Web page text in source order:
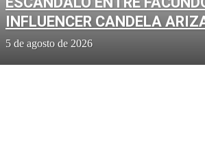
INFLUENCER CANDELA
5 de agosto de 2026